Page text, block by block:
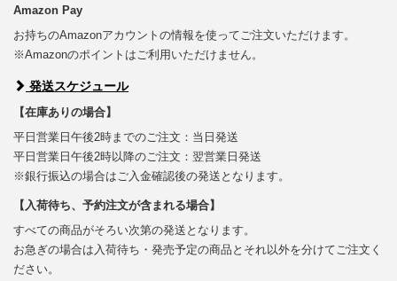
Amazon Pay
お持ちのAmazonアカウントの情報を使ってご注文いただけます。
※Amazonのポイントはご利用いただけません。
発送スケジュール
【在庫ありの場合】
平日営業日午後2時までのご注文：当日発送
平日営業日午後2時以降のご注文：翌営業日発送
※銀行振込の場合はご入金確認後の発送となります。
【入荷待ち、予約注文が含まれる場合】
すべての商品がそろい次第の発送となります。
お急ぎの場合は入荷待ち・発売予定の商品とそれ以外を分けてご注文く
ださい。